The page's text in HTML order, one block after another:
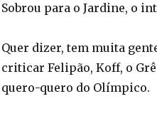
Sobrou para o Jardine, o
Quer dizer, tem muita
criticar Felipão, Koff, o
quero-quero do Olímpico.